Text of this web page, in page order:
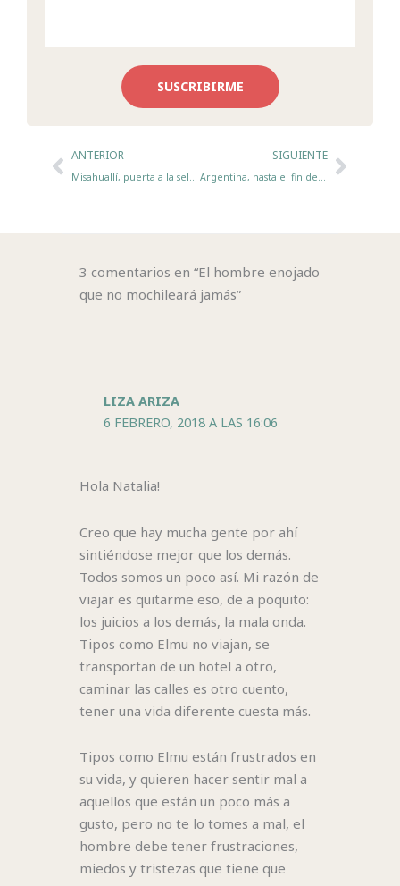
SUSCRIBIRME
AntANTERIOR
Misahuallí, puerta a la selva ecuatoriana
SIGUIENTE
Argentina, hasta el fin del mundo – Episodio 1
3 comentarios en “El hombre enojado
que no mochileará jamás”
LIZA ARIZA
6 FEBRERO, 2018 A LAS 16:06
Hola Natalia!
Creo que hay mucha gente por ahí
sintiéndose mejor que los demás.
Todos somos un poco así. Mi razón de
viajar es quitarme eso, de a poquito:
los juicios a los demás, la mala onda.
Tipos como Elmu no viajan, se
transportan de un hotel a otro,
caminar las calles es otro cuento,
tener una vida diferente cuesta más.
Tipos como Elmu están frustrados en
su vida, y quieren hacer sentir mal a
aquellos que están un poco más a
gusto, pero no te lo tomes a mal, el
hombre debe tener frustraciones,
miedos y tristezas que tiene que